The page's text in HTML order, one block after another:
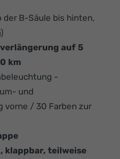
B-Säule bis hinten,
auf 5
km
-
und
vorne / 30 Farben zur
klappbar, teilweise